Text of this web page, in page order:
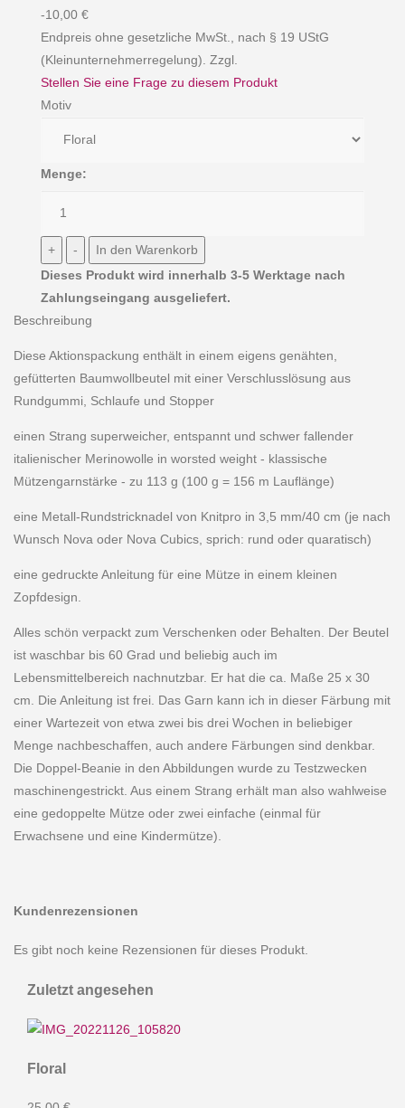
-10,00 €
Endpreis ohne gesetzliche MwSt., nach § 19 UStG
(Kleinunternehmerregelung). Zzgl.
Stellen Sie eine Frage zu diesem Produkt
Motiv
Menge:
Dieses Produkt wird innerhalb 3-5 Werktage nach
Zahlungseingang ausgeliefert.
Beschreibung
Diese Aktionspackung enthält in einem eigens genähten,
gefütterten Baumwollbeutel mit einer Verschlusslösung aus
Rundgummi, Schlaufe und Stopper
einen Strang superweicher, entspannt und schwer fallender
italienischer Merinowolle in worsted weight - klassische
Mützengarnstärke - zu 113 g (100 g = 156 m Lauflänge)
eine Metall-Rundstricknadel von Knitpro in 3,5 mm/40 cm (je nach
Wunsch Nova oder Nova Cubics, sprich: rund oder quaratisch)
eine gedruckte Anleitung für eine Mütze in einem kleinen
Zopfdesign.
Alles schön verpackt zum Verschenken oder Behalten. Der Beutel
ist waschbar bis 60 Grad und beliebig auch im
Lebensmittelbereich nachnutzbar. Er hat die ca. Maße 25 x 30
cm. Die Anleitung ist frei. Das Garn kann ich in dieser Färbung mit
einer Wartezeit von etwa zwei bis drei Wochen in beliebiger
Menge nachbeschaffen, auch andere Färbungen sind denkbar.
Die Doppel-Beanie in den Abbildungen wurde zu Testzwecken
maschinengestrickt. Aus einem Strang erhält man also wahlweise
eine gedoppelte Mütze oder zwei einfache (einmal für
Erwachsene und eine Kindermütze).
Kundenrezensionen
Es gibt noch keine Rezensionen für dieses Produkt.
Zuletzt angesehen
Floral